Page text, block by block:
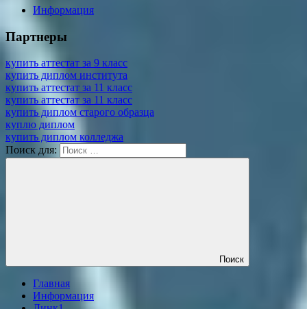
Информация
Партнеры
купить аттестат за 9 класс
купить диплом института
купить аттестат за 11 класс
купить аттестат за 11 класс
купить диплом старого образца
куплю диплом
купить диплом колледжа
Поиск для:
Поиск
Главная
Информация